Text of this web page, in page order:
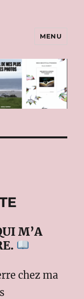
MENU
M’A
chez ma